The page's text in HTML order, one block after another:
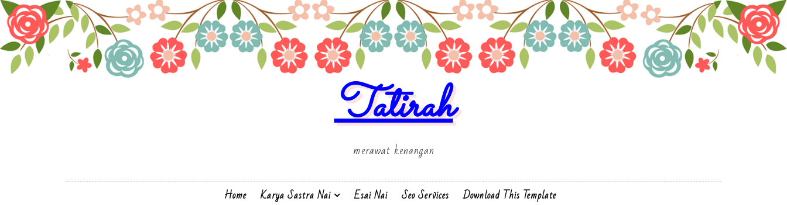
Tatirah
merawat kenangan
Home Karya Sastra Nai Esai Nai Seo Services Download This Template